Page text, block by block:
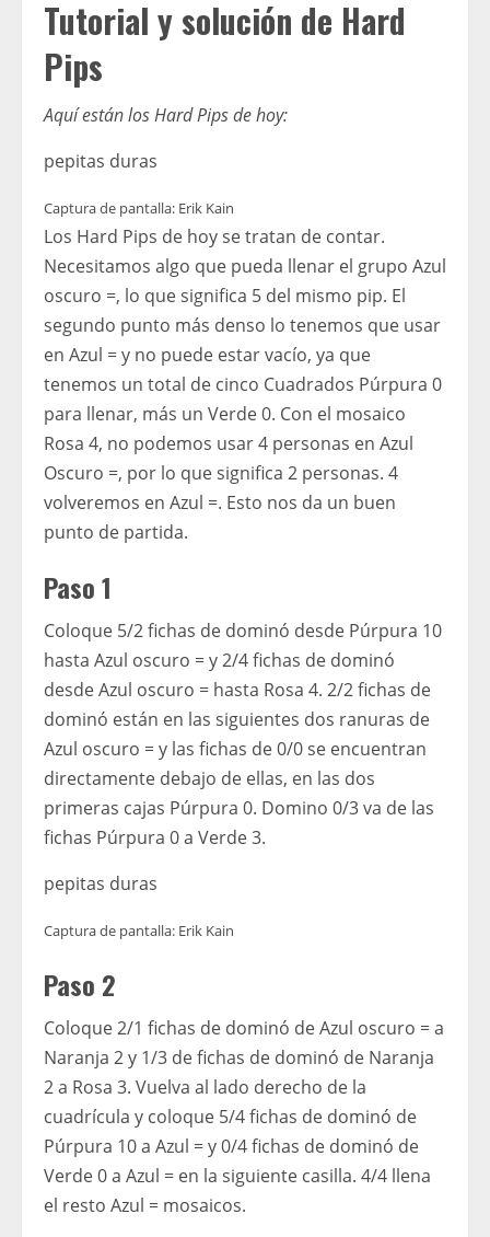
Tutorial y solución de Hard
Pips
Aquí están los Hard Pips de hoy:
pepitas duras
Captura de pantalla: Erik Kain
Los Hard Pips de hoy se tratan de contar.
Necesitamos algo que pueda llenar el grupo Azul
oscuro =, lo que significa 5 del mismo pip. El
segundo punto más denso lo tenemos que usar
en Azul = y no puede estar vacío, ya que
tenemos un total de cinco Cuadrados Púrpura 0
para llenar, más un Verde 0. Con el mosaico
Rosa 4, no podemos usar 4 personas en Azul
Oscuro =, por lo que significa 2 personas. 4
volveremos en Azul =. Esto nos da un buen
punto de partida.
Paso 1
Coloque 5/2 fichas de dominó desde Púrpura 10
hasta Azul oscuro = y 2/4 fichas de dominó
desde Azul oscuro = hasta Rosa 4. 2/2 fichas de
dominó están en las siguientes dos ranuras de
Azul oscuro = y las fichas de 0/0 se encuentran
directamente debajo de ellas, en las dos
primeras cajas Púrpura 0. Domino 0/3 va de las
fichas Púrpura 0 a Verde 3.
pepitas duras
Captura de pantalla: Erik Kain
Paso 2
Coloque 2/1 fichas de dominó de Azul oscuro = a
Naranja 2 y 1/3 de fichas de dominó de Naranja
2 a Rosa 3. Vuelva al lado derecho de la
cuadrícula y coloque 5/4 fichas de dominó de
Púrpura 10 a Azul = y 0/4 fichas de dominó de
Verde 0 a Azul = en la siguiente casilla. 4/4 llena
el resto Azul = mosaicos.